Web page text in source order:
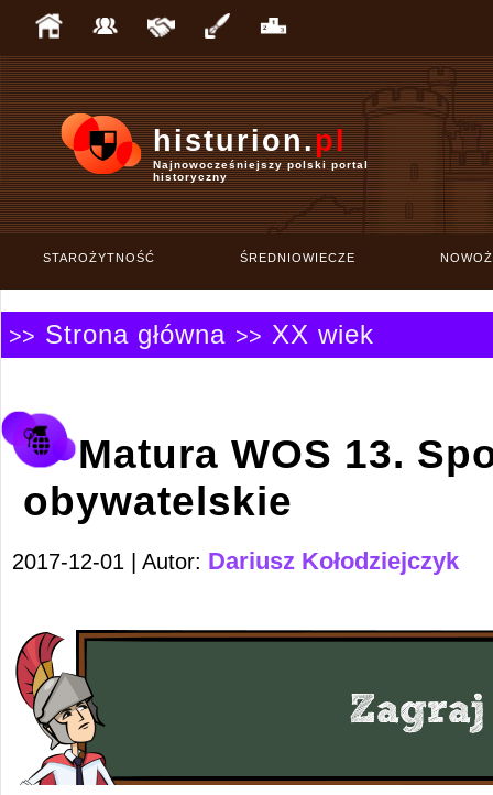
histurion.pl
Najnowocześniejszy polski portal
historyczny
STAROŻYTNOŚĆ ŚREDNIOWIECZE
>> Strona główna >> XX wiek
Matura WOS 13.
obywatelskie
2017-12-01 | Autor: Dariusz Kołodziejczyk